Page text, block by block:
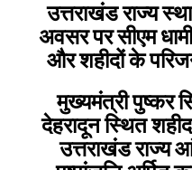
उत्तराखंड राज्य
अवसर पर सीएम
और शहीदों के
मुख्यमंत्री पुष्कर
देहरादून स्थित
उत्तराखंड राज्य